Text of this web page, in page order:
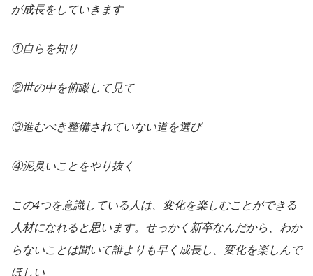
が成長をしていきます
①自らを知り
②世の中を俯瞰して見て
③進むべき整備されていない道を選び
④泥臭いことをやり抜く
この4つを意識している人は、変化を楽しむことができる
人材になれると思います。せっかく新卒なんだから、わか
らないことは聞いて誰よりも早く成長し、変化を楽しんで
ほしい